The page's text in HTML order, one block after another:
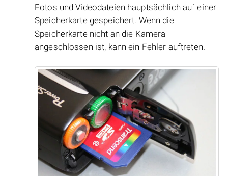
Fotos und Videodateien hauptsächlich auf einer
Speicherkarte gespeichert. Wenn die
Speicherkarte nicht an die Kamera
angeschlossen ist, kann ein Fehler auftreten.